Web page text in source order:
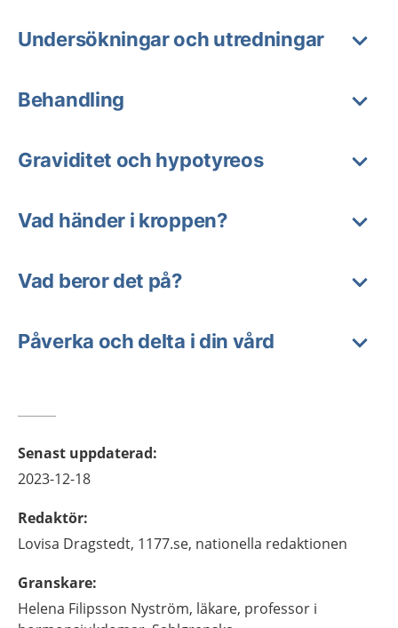
Undersökningar och utredningar
Behandling
Graviditet och hypotyreos
Vad händer i kroppen?
Vad beror det på?
Påverka och delta i din vård
Senast uppdaterad:
2023-12-18
Redaktör:
Lovisa Dragstedt, 1177.se, nationella redaktionen
Granskare:
Helena Filipsson Nyström, läkare, professor i